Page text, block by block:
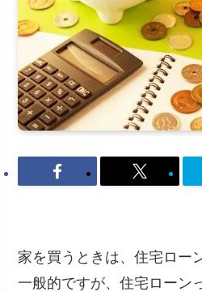
家を買うときは、住宅ロー
一般的ですが、住宅ローン